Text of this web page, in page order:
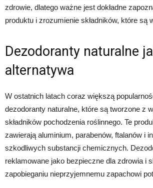
zdrowie, dlatego ważne jest dokładne
produktu i zrozumienie składników, które są
Dezodoranty naturalne
alternatywa
W ostatnich latach coraz większą
dezodoranty naturalne, które są tworzone z
składników pochodzenia roślinnego. Te
zawierają aluminium, parabenów, ftalanów i
szkodliwych substancji chemicznych.
reklamowane jako bezpieczne dla zdrowia i
zapobieganiu nieprzyjemnemu zapachowi